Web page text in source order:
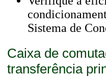
Sistema de
Caixa de
transferência